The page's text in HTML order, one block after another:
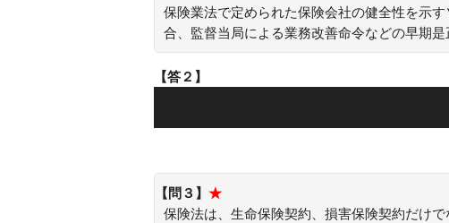
保険業法で定められた保険会社の健全性を示
合、監督当局による業務改善命令などの早期是
【答２】
【問３】 ★
保険法は、生命保険契約、損害保険契約だけ